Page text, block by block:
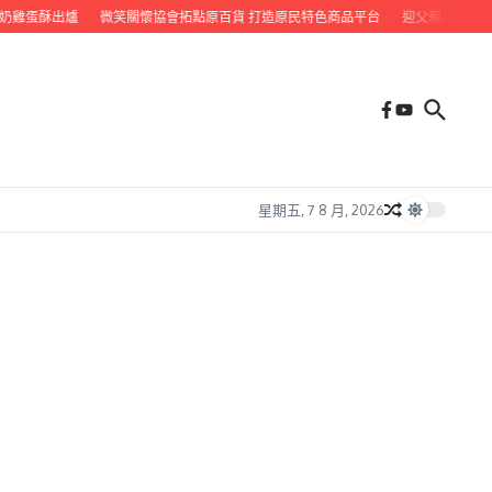
出爐 微笑關懷協會拓點原百貨 打造原民特色商品平台 迎父親節 九如鄉公所
星期五, 7 8 月, 2026